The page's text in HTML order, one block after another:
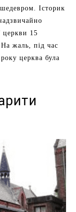
Історик
церкви 15
жаль, під час
церква була